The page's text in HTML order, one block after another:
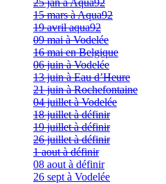
25 jan à Aqua92
15 mars à Aqua92
19 avril aqua92
09 mai à Vodelée
16 mai en Belgique
06 juin à Vodelée
13 juin à Eau d’Heure
21 juin à Rochefontaine
04 juillet à Vodelée
18 juillet à définir
19 juillet à définir
26 juillet à définir
1 aout à définir
08 aout à définir
26 sept à Vodelée